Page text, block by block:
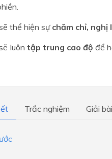
thể hiện sựchăm chỉ, nghị
luôn tập trung cao độ để
Trắc nghiệm Giải